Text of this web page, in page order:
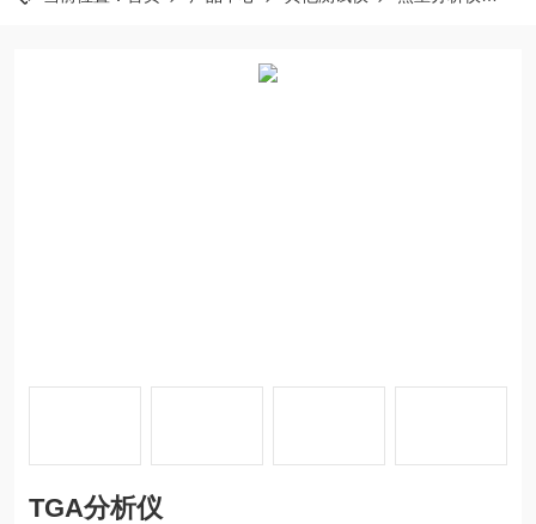
TGA分析仪